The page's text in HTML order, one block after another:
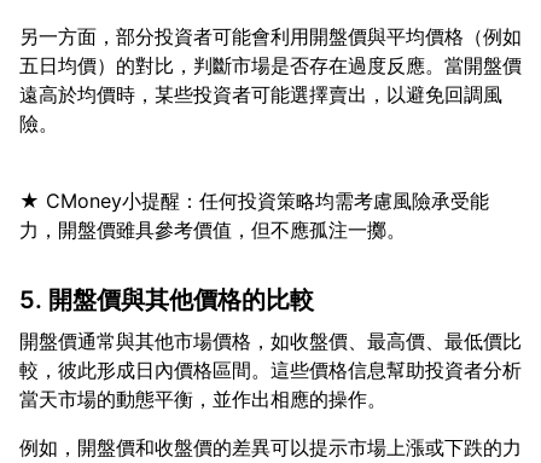
另一方面，部分投資者可能會利用開盤價與平均價格（例如
五日均價）的對比，判斷市場是否存在過度反應。當開盤價
遠高於均價時，某些投資者可能選擇賣出，以避免回調風
★ CMoney小提醒：任何投資策略均需考慮風險承受能
5. 開盤價與其他價格的比較
開盤價通常與其他市場價格，如收盤價、最高價、最低價比
較，彼此形成日內價格區間。這些價格信息幫助投資者分析
例如，開盤價和收盤價的差異可以提示市場上漲或下跌的力